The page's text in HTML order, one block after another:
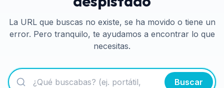
La URL que buscas no existe, se ha movido o tiene un
error. Pero tranquilo, te ayudamos a encontrar lo que
necesitas.
Buscar